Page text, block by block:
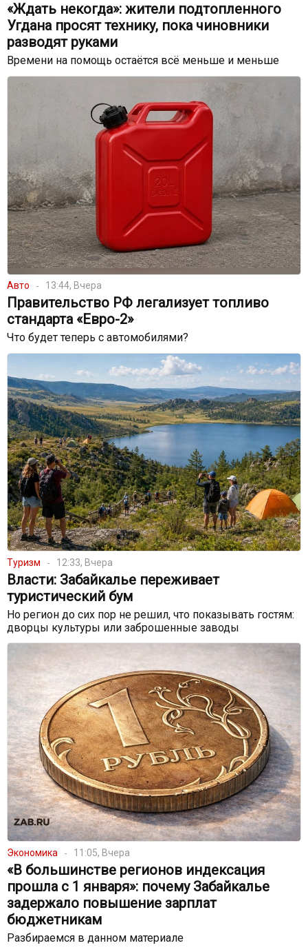
«Ждать некогда»: жители подтопленного
Угдана просят технику, пока чиновники
разводят руками
Времени на помощь остаётся всё меньше и меньше
Авто 13:44, Вчера
Правительство РФ легализует топливо
стандарта «Евро-2»
Что будет теперь с автомобилями?
Туризм 12:33, Вчера
Власти: Забайкалье переживает
туристический бум
Но регион до сих пор не решил, что показывать гостям:
дворцы культуры или заброшенные заводы
Экономика 11:05, Вчера
«В большинстве регионов индексация
прошла с 1 января»: почему Забайкалье
задержало повышение зарплат
бюджетникам
Разбираемся в данном материале